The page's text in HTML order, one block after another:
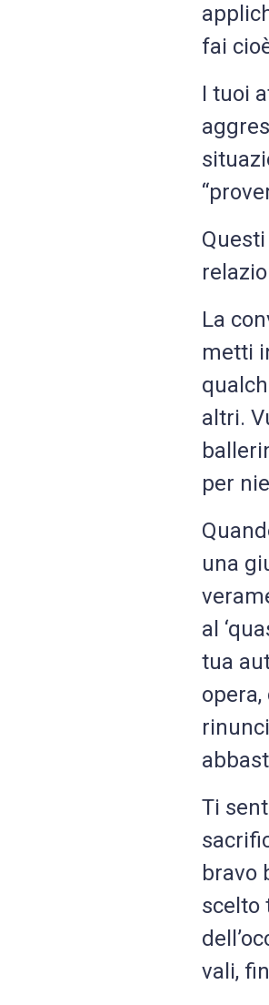
fai
I tuoi
La
metti
altri.
per
una
al
tua
Ti
bravo
scelto
vali,